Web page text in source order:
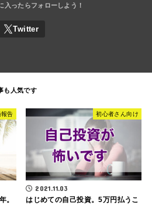
告
。
初心者さん向け
2021.11.03
はじめての自己投資。5万円払うこ